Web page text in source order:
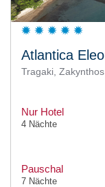
Atlantica
Tragaki, Zakynthos
Nur Hotel
4 Nächte
Pauschal
7 Nächte